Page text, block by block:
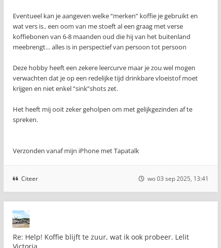
Eventueel kan je aangeven welke “merken” koffie je gebruikt en
wat vers is.. een oom van me stoeft al een graag met verse
koffiebonen van 6-8 maanden oud die hij van het buitenland
meebrengt… alles is in perspectief van persoon tot persoon
Deze hobby heeft een zekere leercurve maar je zou wel mogen
verwachten dat je op een redelijke tijd drinkbare vloeistof moet
krijgen en niet enkel “sink”shots zet.
Het heeft mij ooit zeker geholpen om met gelijkgezinden af te
spreken.
Verzonden vanaf mijn iPhone met Tapatalk
Citeer wo 03 sep 2025, 13:41
Re: Help! Koffie blijft te zuur, wat ik ook probeer. Lelit